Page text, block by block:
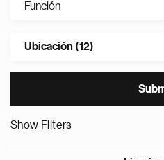
Función
Ubicación (12)
Show Filters